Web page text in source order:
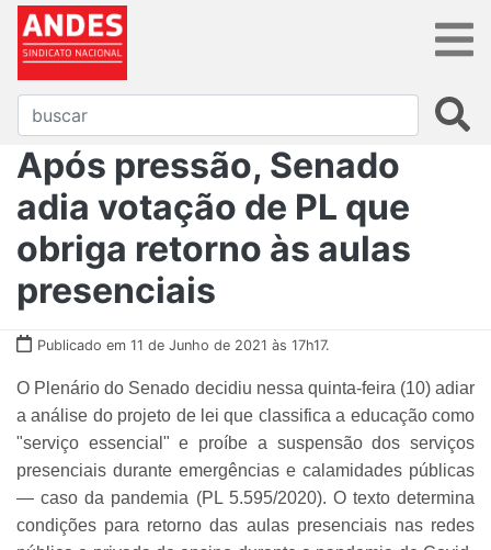
Após pressão, Senado
adia votação de PL que
obriga retorno às aulas
presenciais
Publicado em 11 de Junho de 2021 às 17h17.
O Plenário do Senado decidiu nessa quinta-feira (10) adiar
a análise do projeto de lei que classifica a educação como
"serviço essencial" e proíbe a suspensão dos serviços
presenciais durante emergências e calamidades públicas
— caso da pandemia (PL 5.595/2020). O texto determina
condições para retorno das aulas presenciais nas redes